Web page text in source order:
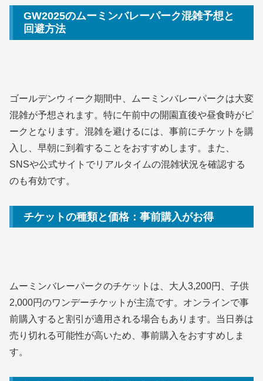
GW2025のムーミンバレーパーク混雑予想と
回避方法
ゴールデンウィーク期間中、ムーミンバレーパークは大変
混雑が予想されます。特に午前中の開園直後や昼食時がピ
ークとなります。混雑を避けるには、事前にチケットを購
入し、早朝に到着することをおすすめします。また、
SNSや公式サイトでリアルタイムの混雑状況を確認する
のも有効です。
チケットの種類と価格：事前購入がお得
ムーミンバレーパークのチケットは、大人3,200円、子供
2,000円のワンデーチケットが主流です。オンラインで事
前購入すると割引が適用される場合もあります。当日券は
売り切れる可能性が高いため、事前購入をおすすめしま
す。